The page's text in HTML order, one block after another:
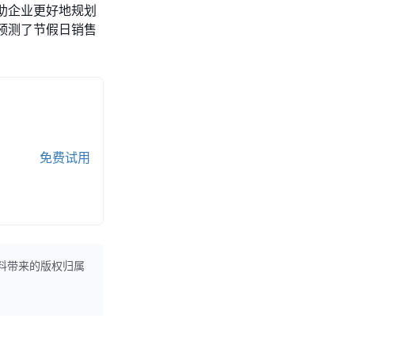
企业更好地规划
测了节假日销售
免费试用
带来的版权归属